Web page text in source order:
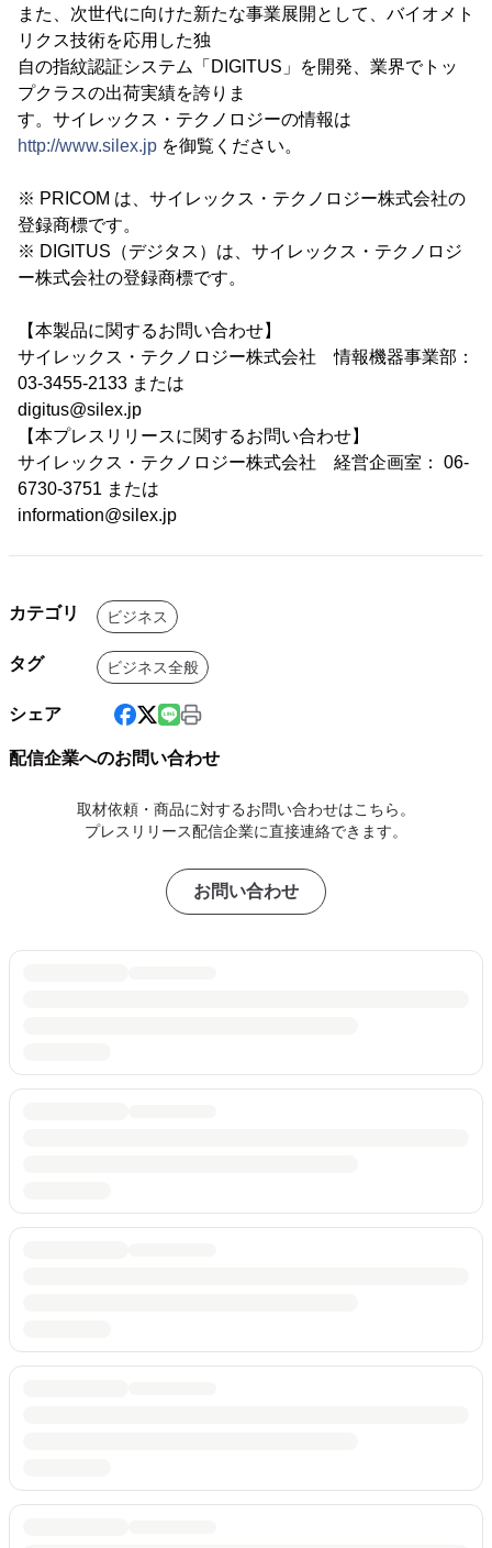
また、次世代に向けた新たな事業展開として、バイオメト
リクス技術を応用した独
自の指紋認証システム「DIGITUS」を開発、業界でトッ
プクラスの出荷実績を誇りま
す。サイレックス・テクノロジーの情報は
http://www.silex.jp を御覧ください。
※ PRICOM は、サイレックス・テクノロジー株式会社の
登録商標です。
※ DIGITUS（デジタス）は、サイレックス・テクノロジ
ー株式会社の登録商標です。
【本製品に関するお問い合わせ】
サイレックス・テクノロジー株式会社 情報機器事業部：
03-3455-2133 または
digitus@silex.jp
【本プレスリリースに関するお問い合わせ】
サイレックス・テクノロジー株式会社 経営企画室： 06-
6730-3751 または
information@silex.jp
カテゴリ ビジネス
タグ ビジネス全般
シェア
配信企業へのお問い合わせ
取材依頼・商品に対するお問い合わせはこちら。
プレスリリース配信企業に直接連絡できます。
お問い合わせ